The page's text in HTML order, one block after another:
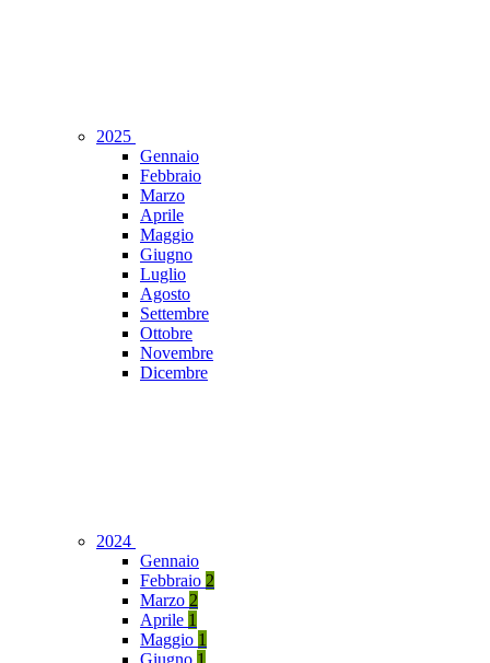
2025
Gennaio
Febbraio
Marzo
Aprile
Maggio
Giugno
Luglio
Agosto
Settembre
Ottobre
Novembre
Dicembre
2024
Gennaio
Febbraio 2
Marzo 2
Aprile 1
Maggio 1